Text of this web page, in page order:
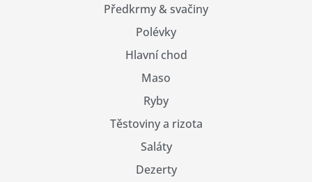
Předkrmy & svačiny
Polévky
Hlavní chod
Maso
Ryby
Těstoviny a rizota
Saláty
Dezerty